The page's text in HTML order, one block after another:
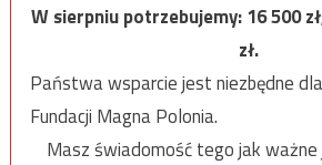
W sierpniu potrzebujemy:16 500
zł.
Państwa wsparcie jest niezbędne
Fundacji Magna Polonia.
Masz świadomość tego jak